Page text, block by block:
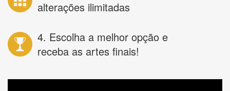
alterações ilimitadas
4. Escolha a melhor opção e
receba as artes finais!